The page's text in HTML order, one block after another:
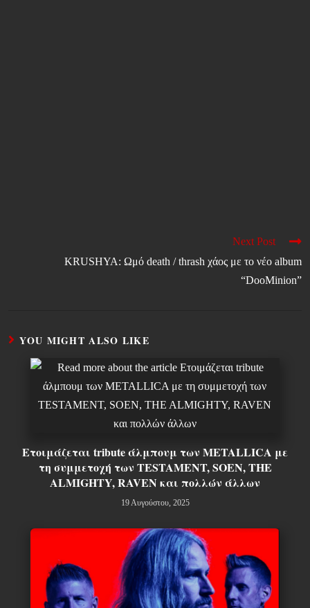
Next Post
KRUSHYA: Ωμό death / thrash χάος με το νέο album
“DooMinion”
YOU MIGHT ALSO LIKE
Ετοιμάζεται tribute άλμπουμ των METALLICA με
τη συμμετοχή των TESTAMENT, SOEN, THE
ALMIGHTY, RAVEN και πολλών άλλων
19 Αυγούστου, 2025